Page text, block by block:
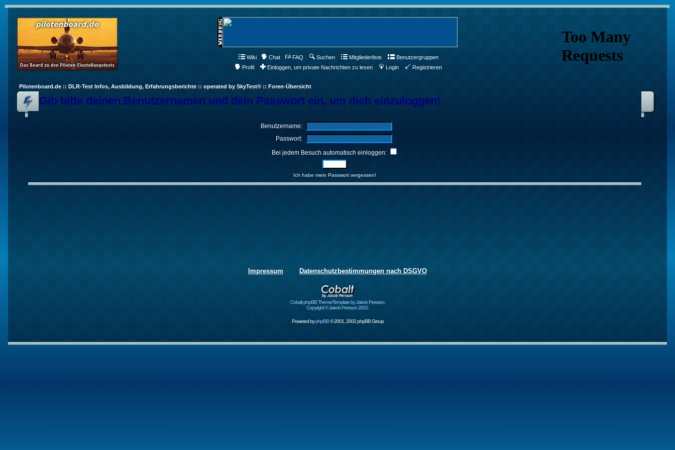
Wiki Chat FAQ Suchen Mitgliederliste
Benutzergruppen
Profil
Einloggen, um private Nachrichten zu lesen Login Registrieren
Pilotenboard.de :: DLR-Test Infos, Ausbildung, Erfahrungsberichte :: operated by SkyTest® :: Foren-Übersicht
Gib bitte deinen Benutzernamen und dein Passwort ein, um dich einzuloggen!
Benutzername:
Passwort:
Bei jedem Besuch automatisch einloggen:
Ich habe mein Passwort vergessen!
Impressum Datenschutzbestimmungen nach DSGVO
Cobalt phpBB Theme/Template by Jakob Persson.
Copyright © Jakob Persson 2002.
Powered byphpBB© 2001, 2002 phpBB Group